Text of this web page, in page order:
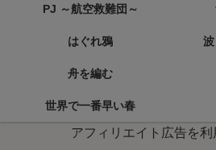
PJ ～航空救難団～
はぐれ鴉
舟を編む
世界で一番早い春
アフィリエイト広告を